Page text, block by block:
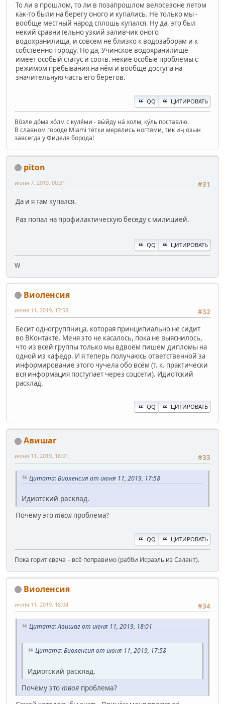
То ли в прошлом, то ли в позапрошлом велосезоне летом
как-то были на берегу оного и купались. Не только мы -
вообще местный народ сплошь купался. Ну да, это был
некий сравнительно узкий заливчик оного
водохранилища, и совсем не близко к водозаборам и к
собственно городу. Но да, Учинское водохранилище
имеет особый статус и соотв. некие особые проблемы с
режимом пребывания на нём и вообще доступа на
значительную часть его берегов.
QQ ЦИТИРОВАТЬ
Во́зле до́ма хо́лм с куля́ми - вы́йду на́ холм, ку́ль поставлю.
В славном городе Miami тётки мерялись ногтями, тик иң озын
завсегда у Фиделя борода!
piton
#31
июня 7, 2019, 00:31
Да и я там купался.
Раз попал на профилактическую беседу с милицией.
QQ ЦИТИРОВАТЬ
W
Виоленсия
#32
июня 11, 2019, 17:58
Бесит одногруппница, которая принципиально не сидит
во ВКонтакте. Меня это не касалось, пока не выяснилось,
что из всей группы только мы вдвоём пишем дипломы на
одной из кафедр. И я теперь получаюсь ответственной за
информирование этого чучела обо всём (т. к. практически
вся информация поступает через соцсети). Идиотский
расклад.
QQ ЦИТИРОВАТЬ
Авишаг
#33
июня 11, 2019, 18:01
Цитата: Виоленсия от июня 11, 2019, 17:58
Идиотский расклад.
Почему этотвоя проблема?
QQ ЦИТИРОВАТЬ
Пока горит свеча – всё поправимо (рабби Исраэль из Салант).
Виоленсия
#34
июня 11, 2019, 18:04
Цитата: Авишаг от июня 11, 2019, 18:01
Цитата: Виоленсия от июня 11, 2019, 17:58
Идиотский расклад.
Почему это твоя проблема?